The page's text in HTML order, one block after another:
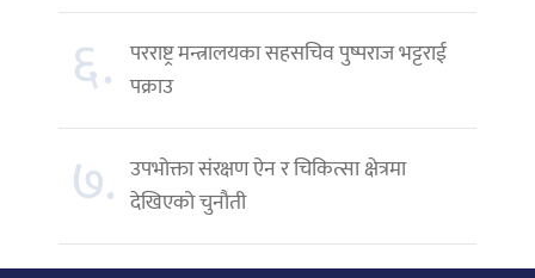
६. परराष्ट्र मन्त्रालयका सहसचिव पुष्पराज भट्टराई
पक्राउ
७. उपभोक्ता संरक्षण ऐन र चिकित्सा क्षेत्रमा
देखिएको चुनौती